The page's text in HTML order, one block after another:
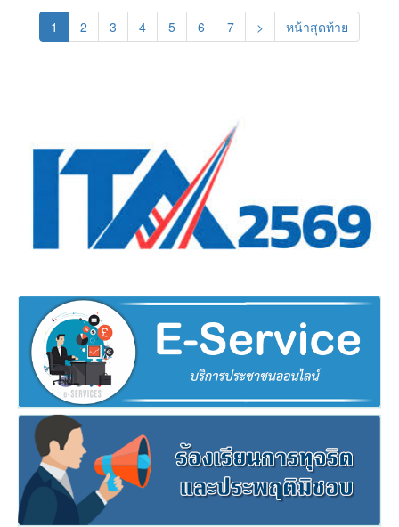
1 (current)
2 3 4 5 6 7 > หน้าสุดท้าย